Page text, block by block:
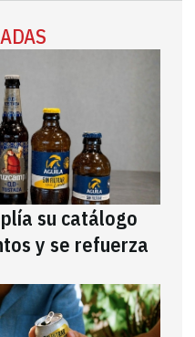
su catálogo
y se refuerza